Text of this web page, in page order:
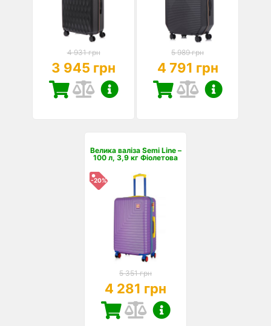
4 931 грн
3 945 грн
5 989 грн
4 791 грн
Велика валіза Semi Line –
100 л, 3,9 кг Фіолетова
-20%
5 351 грн
4 281 грн